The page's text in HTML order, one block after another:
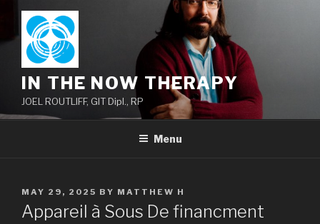
content
IN THE NOW THERAPY
JOEL ROUTLIFF, GIT Dipl., RP
Menu
POSTED
ON
MAY 29, 2025 BY MATTHEW H
Appareil à Sous De financment